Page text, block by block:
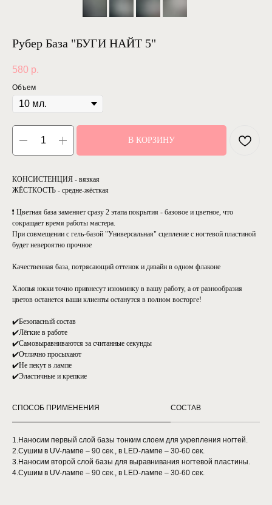
Рубер База "БУГИ НАЙТ 5"
580 р.
Объем
В КОРЗИНУ
КОНСИСТЕНЦИЯ - вязкая
ЖЁСТКОСТЬ - средне-жёсткая
❗ Цветная база заменяет сразу 2 этапа покрытия - базовое и цветное, что
сокращает время работы мастера.
При совмещении с гель-базой "Универсальная" сцепление с ногтевой пластиной
будет невероятно прочное
Качественная база, потрясающий оттенок и дизайн в одном флаконе
Хлопья юкки точно привнесут изюминку в вашу работу, а от разнообразия
цветов останется ваши клиенты останутся в полном восторге!
✔️Безопасный состав
✔️Лёгкие в работе
✔️Самовыравниваются за считанные секунды
✔️Отлично просыхают
✔️Не пекут в лампе
✔️Эластичные и крепкие
СПОСОБ ПРИМЕНЕНИЯ СОСТАВ
1.Наносим первый слой базы тонким слоем для укрепления ногтей.
2.Сушим в UV-лампе – 90 сек., в LED-лампе – 30-60 сек.
3.Наносим второй слой базы для выравнивания ногтевой пластины.
4.Сушим в UV-лампе – 90 сек., в LED-лампе – 30-60 сек.